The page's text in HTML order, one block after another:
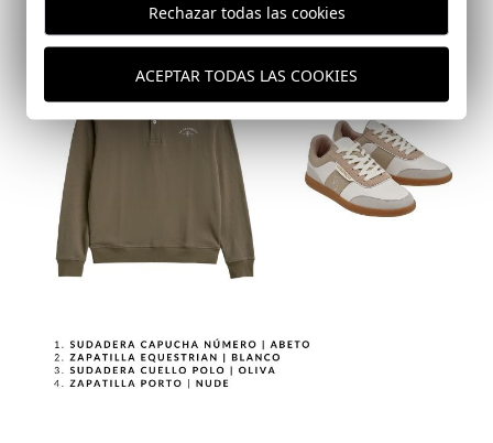
Rechazar todas las cookies
ACEPTAR TODAS LAS COOKIES